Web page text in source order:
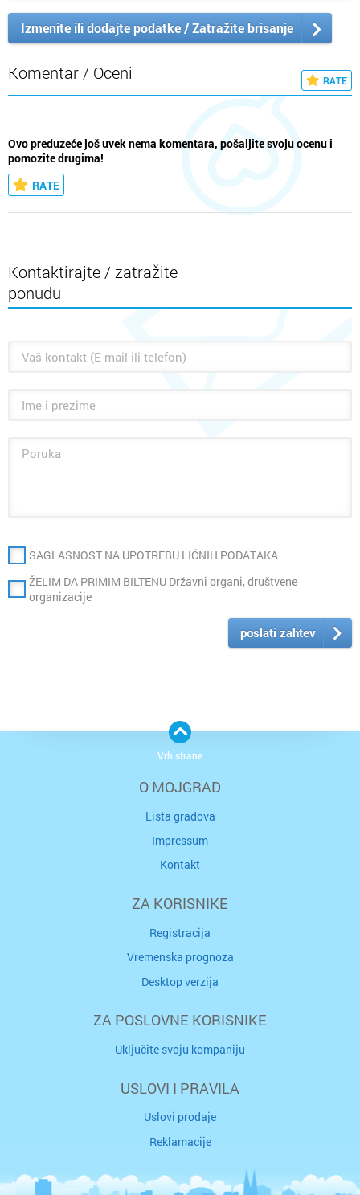
Izmenite ili dodajte podatke / Zatražite brisanje
Komentar / Oceni RATE
Ovo preduzeće još uvek nema komentara, pošaljite svoju ocenu i
pomozite drugima!
RATE
Kontaktirajte / zatražite
ponudu
SAGLASNOST NA UPOTREBU LIČNIH PODATAKA
ŽELIM DA PRIMIM BILTENU Državni organi, društvene
organizacije
poslati zahtev
O MOJGRAD
Lista gradova
Impressum
Kontakt
ZA KORISNIKE
Registracija
Vremenska prognoza
Desktop verzija
ZA POSLOVNE KORISNIKE
Uključite svoju kompaniju
USLOVI I PRAVILA
Uslovi prodaje
Reklamacije
Vrh strane